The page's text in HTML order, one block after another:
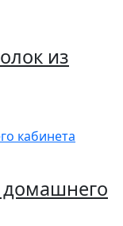
из
домашнего